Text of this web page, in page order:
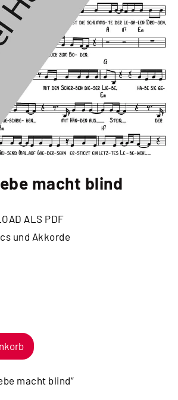
macht blind
ALS PDF
und Akkorde
macht blind“